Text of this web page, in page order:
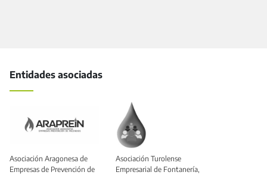
Entidades asociadas
Asociación Aragonesa de
Empresas de Prevención de
Asociación Turolense
Empresarial de Fontanería,